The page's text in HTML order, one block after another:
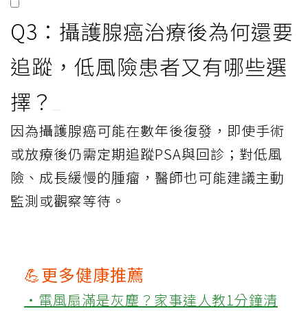
Q3：攝護腺癌治療後為何還要
追蹤，低風險患者又有哪些選
擇？
因為攝護腺癌可能在數年後復發，即使手術
或放療後仍需定期追蹤PSA與回診；對低風
險、成長緩慢的腫瘤，醫師也可能建議主動
監測或觀察等待。
💪更多健康推薦
‧電風扇滿是灰塵？家事達人教1分鐘清